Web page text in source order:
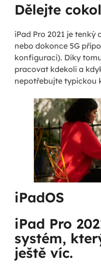
Dělejte
iPad Pro 2021 je tenký
nebo dokonce 5G
konfiguraci). Díky
pracovat kdekoli a
nepotřebujte typickou
iPadOS
iPad Pro
systém,
ještě víc.